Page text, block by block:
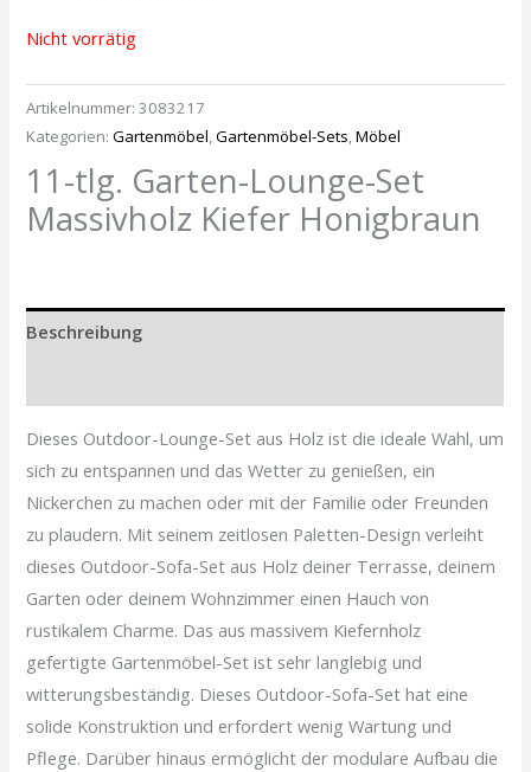
Nicht vorrätig
Artikelnummer:3083217
Kategorien:Gartenmöbel,Gartenmöbel-Sets,Möbel
11-tlg. Garten-Lounge-Set
Massivholz Kiefer Honigbraun
Beschreibung
Dieses Outdoor-Lounge-Set aus Holz ist die ideale Wahl, um
sich zu entspannen und das Wetter zu genießen, ein
Nickerchen zu machen oder mit der Familie oder Freunden
zu plaudern. Mit seinem zeitlosen Paletten-Design verleiht
dieses Outdoor-Sofa-Set aus Holz deiner Terrasse, deinem
Garten oder deinem Wohnzimmer einen Hauch von
rustikalem Charme. Das aus massivem Kiefernholz
gefertigte Gartenmöbel-Set ist sehr langlebig und
witterungsbeständig. Dieses Outdoor-Sofa-Set hat eine
solide Konstruktion und erfordert wenig Wartung und
Pflege. Darüber hinaus ermöglicht der modulare Aufbau die